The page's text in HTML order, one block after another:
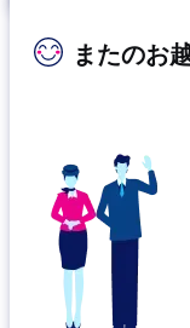
またのお